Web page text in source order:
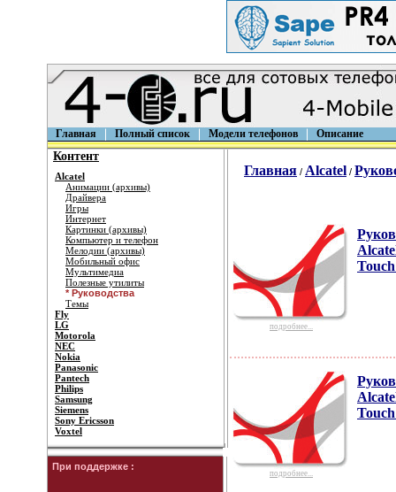
Главная Полный список Модели телефонов Описание
Контент
Alcatel
Анимации (архивы)
Драйвера
Игры
Интернет
Картинки (архивы)
Компьютер и телефон
Мелодии (архивы)
Мобильный офис
Мультимедиа
Полезные утилиты
* Руководства
Темы
Fly
LG
Motorola
NEC
Nokia
Panasonic
Pantech
Philips
Samsung
Siemens
Sony Ericsson
Voxtel
При поддержке :
Главная / Alcatel /
подробнее...
подробнее...